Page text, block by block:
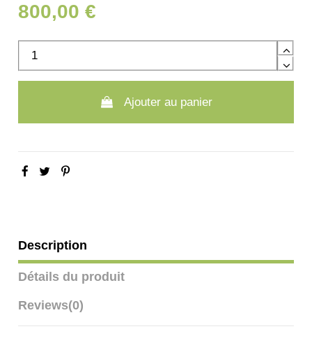
800,00 €
Ajouter au panier
Description
Détails du produit
Reviews(0)